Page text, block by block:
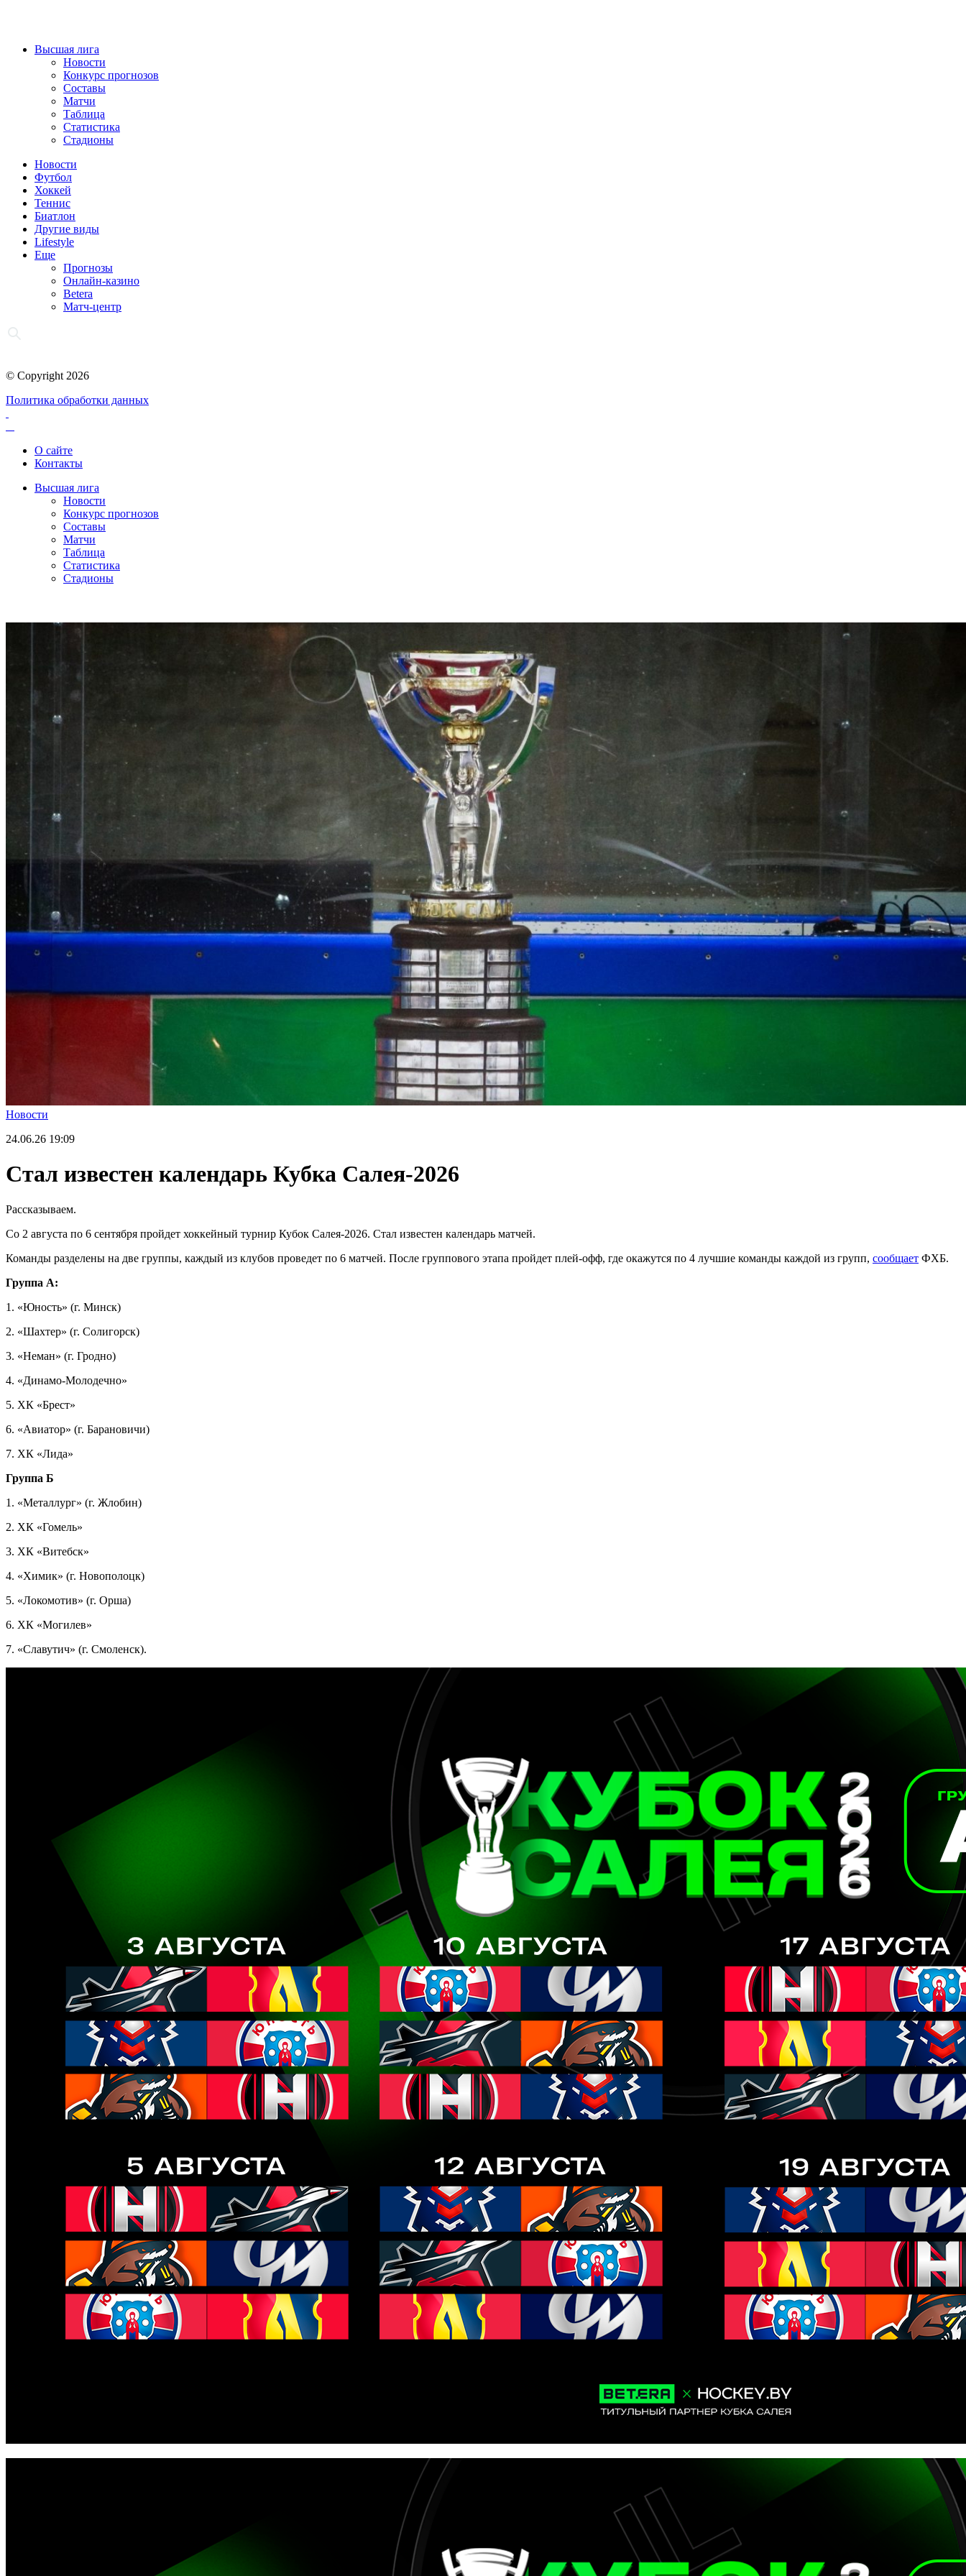
Высшая лига
Новости
Конкурс прогнозов
Составы
Матчи
Таблица
Статистика
Стадионы
Новости
Футбол
Хоккей
Теннис
Биатлон
Другие виды
Lifestyle
Еще
Прогнозы
Онлайн-казино
Betera
Матч-центр
© Copyright 2026
Политика обработки данных
О сайте
Контакты
Высшая лига
Новости
Конкурс прогнозов
Составы
Матчи
Таблица
Статистика
Стадионы
Новости
24.06.26 19:09
Стал известен календарь Кубка Салея-2026
Рассказываем.
Со 2 августа по 6 сентября пройдет хоккейный турнир Кубок Салея-2026. Стал известен календарь матчей.
Команды разделены на две группы, каждый из клубов проведет по 6 матчей. После группового этапа пройдет плей-офф, где окажутся по 4 лучшие команды каждой из групп, сообщает ФХБ.
Группа А:
1. «Юность» (г. Минск)
2. «Шахтер» (г. Солигорск)
3. «Неман» (г. Гродно)
4. «Динамо-Молодечно»
5. ХК «Брест»
6. «Авиатор» (г. Барановичи)
7. ХК «Лида»
Группа Б
1. «Металлург» (г. Жлобин)
2. ХК «Гомель»
3. ХК «Витебск»
4. «Химик» (г. Новополоцк)
5. «Локомотив» (г. Орша)
6. ХК «Могилев»
7. «Славутич» (г. Смоленск).